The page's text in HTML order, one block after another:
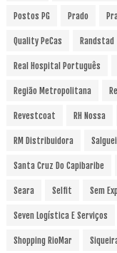
Postos PG Prado
Quality PeCas Randstad
Real Hospital Português
Região Metropolitana
Revestcoat RH Nossa
RM Distribuidora
Santa Cruz Do Capibaribe
Seara Selfit Sem
Seven Logística E Serviços
Shopping RioMar